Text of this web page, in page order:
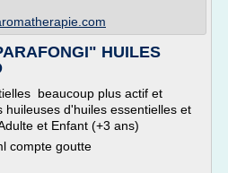
HUILES
beaucoup plus actif et
huileuses d'huiles essentielles et
et Enfant (+3 ans)
compte goutte